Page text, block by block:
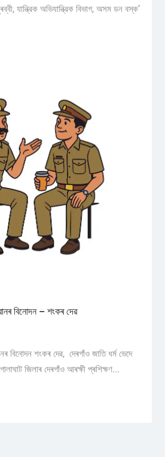
যান্ত্রিক অভিযান্ত্রিক বিভাগ, অসম ডন বস্ক’
বিনোদন – শংকৰ দেৱ
বিনোদন শংকৰ দেৱ, দেৰগাঁও জাতি ধৰ্ম ভেদে
জিলাৰ দেৰগাঁও আৰক্ষী প্ৰশিক্ষণ...